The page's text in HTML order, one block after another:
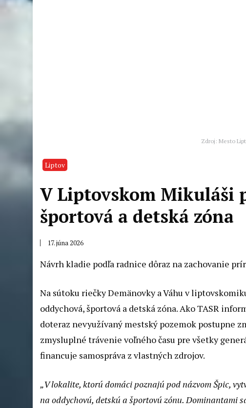
Zdroj: Mesto
Liptov
V Liptovskom Mikuláši
športová a detská zóna
17. júna 2026
Návrh kladie podľa radnice dôraz na zachovanie
Na sútoku riečky Demänovky a Váhu v
oddychová, športová a detská zóna. Ako TASR
doteraz nevyužívaný mestský pozemok postupne
zmysluplné trávenie voľného času pre všetky
financuje samospráva z vlastných zdrojov.
„V lokalite, ktorú domáci poznajú pod názvom Špic,
na oddychovú, detskú a športovú zónu. Dominantami